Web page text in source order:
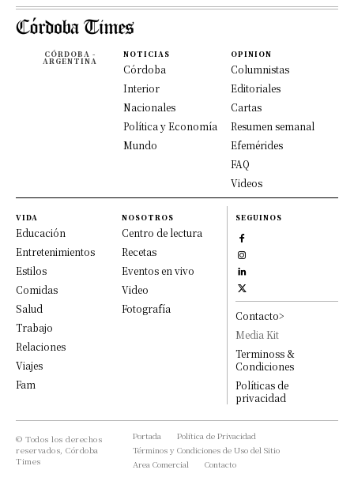
CÓRDOBA -
ARGENTINA
NOTICIAS
Córdoba
Interior
Nacionales
Política y Economía
Mundo
OPINION
Columnistas
Editoriales
Cartas
Resumen semanal
Efemérides
FAQ
Videos
VIDA
Educación
Entretenimientos
Estilos
Comidas
Salud
Trabajo
Relaciones
Viajes
Fam
NOSOTROS
Centro de lectura
Recetas
Eventos en vivo
Video
Fotografía
SEGUINOS
Contacto>
Media Kit
Terminoss &
Condiciones
Políticas de
privacidad
© Todos los derechos
reservados, Córdoba
Times
Portada
Política de Privacidad
Términos y Condiciones de Uso del Sitio
Area Comercial
Contacto